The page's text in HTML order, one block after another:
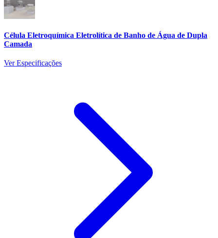
Célula Eletroquímica Eletrolítica de Banho de Água de Dupla
Camada
Ver Especificações